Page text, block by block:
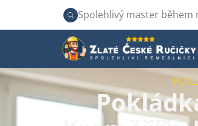
Spolehlivý master během